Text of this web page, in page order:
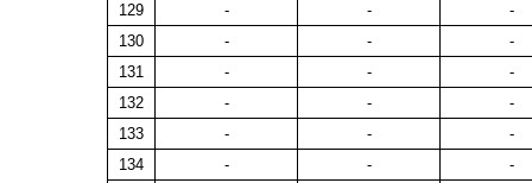
129
- -
-
130
- -
-
131
- -
-
132
- -
-
133
- -
-
134
- -
-